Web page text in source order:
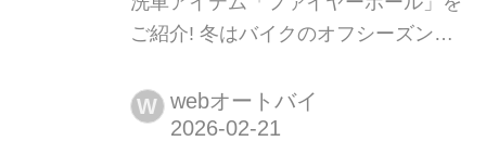
ご紹介! 冬はバイクのオフシーズンと
雨で汚れていくもの。年が明け、いざ
ツーリングへと思っても、思いのほか
W webオートバイ